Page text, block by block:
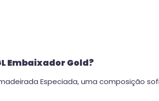
Embaixador Gold?
Especiada, uma composição